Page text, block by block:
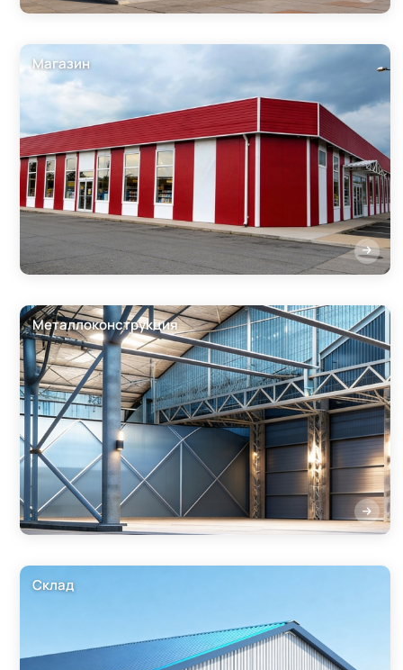
Магазин
Металлоконструкция
Склад